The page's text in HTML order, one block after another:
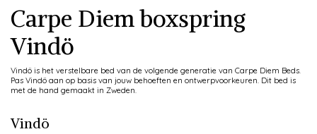
Carpe Diem boxspring
Vindö
Vindö is het verstelbare bed van de volgende generatie van Carpe Diem Beds.
Pas Vindö aan op basis van jouw behoeften en ontwerpvoorkeuren. Dit bed is
met de hand gemaakt in Zweden.
Vindö